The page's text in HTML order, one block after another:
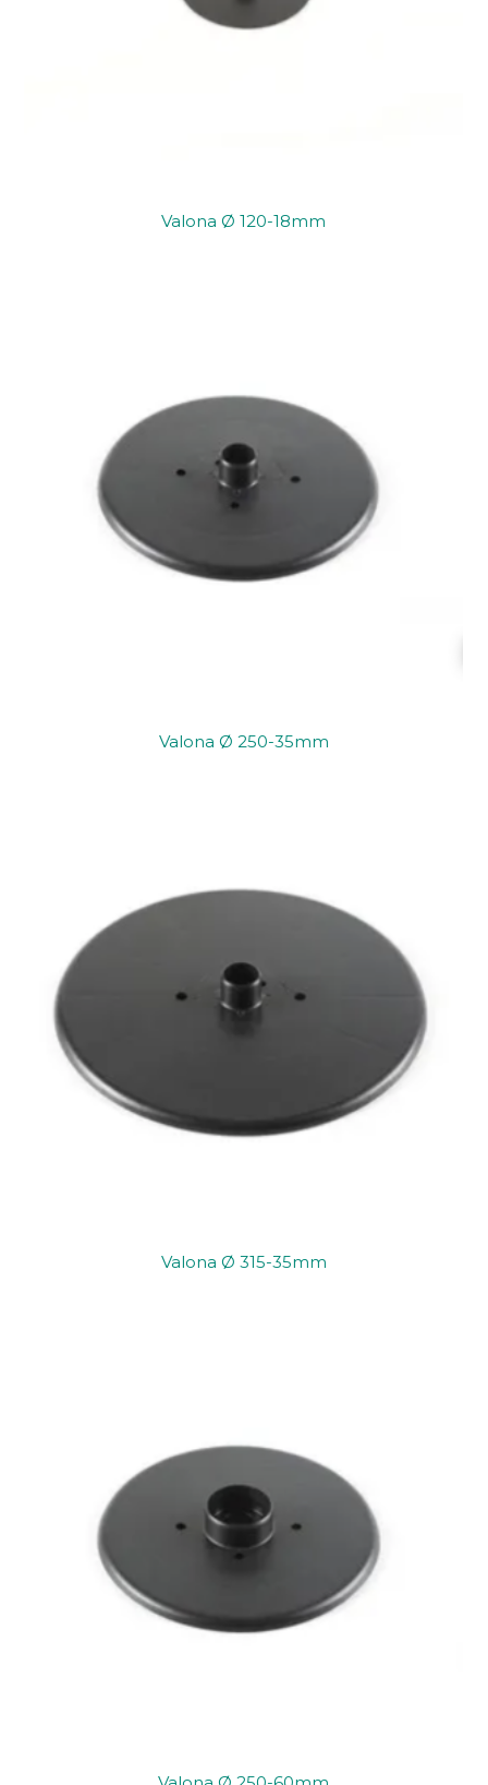
Valona Ø 120-18mm
Valona Ø 250-35mm
Valona Ø 315-35mm